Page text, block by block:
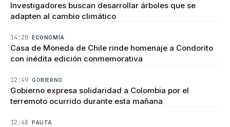
Investigadores buscan desarrollar árboles que se
adapten al cambio climático
14:20 ECONOMÍA
Casa de Moneda de Chile rinde homenaje a Condorito
con inédita edición conmemorativa
12:49 GOBIERNO
Gobierno expresa solidaridad a Colombia por el
terremoto ocurrido durante esta mañana
12:48 PAUTA